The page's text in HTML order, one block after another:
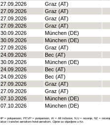
27.09.2026
Graz (AT)
27.09.2026
Graz (AT)
27.09.2026
Graz (AT)
27.09.2026
Graz (AT)
30.09.2026
München (DE)
30.09.2026
München (DE)
27.09.2026
Graz (AT)
24.09.2026
Bec (AT)
30.09.2026
München (DE)
24.09.2026
Bec (AT)
24.09.2026
Bec (AT)
27.09.2026
Graz (AT)
27.09.2026
Graz (AT)
07.10.2026
München (DE)
07.10.2026
München (DE)
HP = polupansion, PP,VP = punipansion, AI = All Inclusive, N,U = nocenje, NZ =
takse i transferi aerodrom-hotel-aerodrom. Cijene so objavljene u Kn.